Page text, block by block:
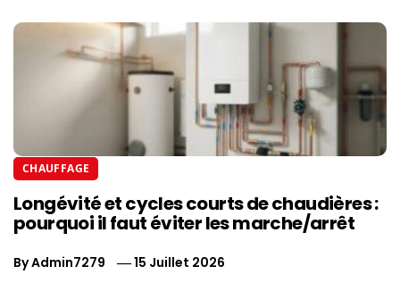
CHAUFFAGE
Longévité et cycles courts de chaudières :
pourquoi il faut éviter les marche/arrêt
ByAdmin7279 15 Juillet 2026